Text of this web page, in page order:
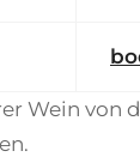
Wein von